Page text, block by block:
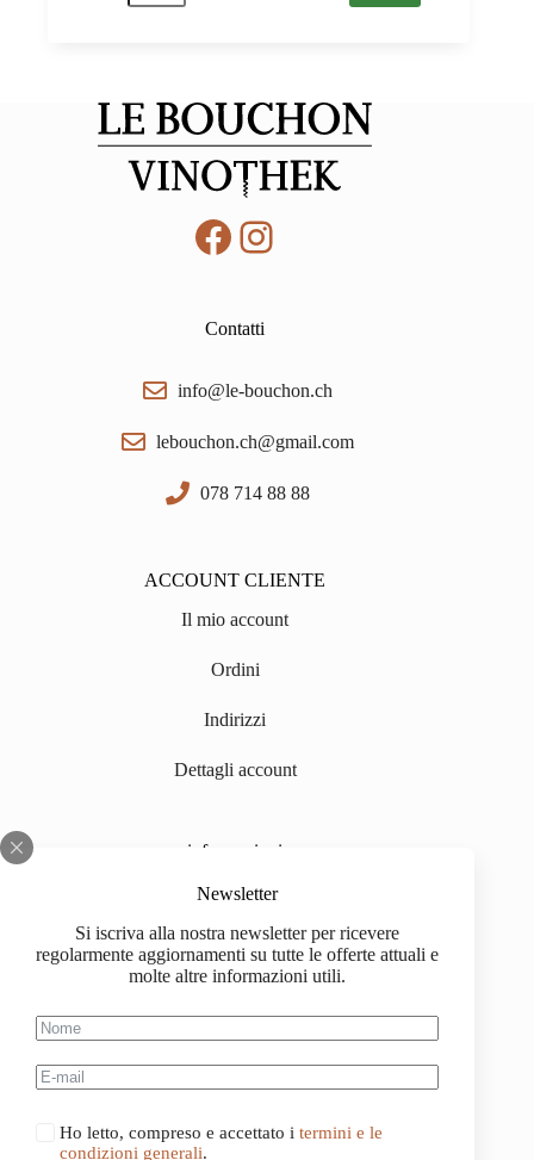
Newsletter
Si iscriva alla nostra newsletter per ricevere
regolarmente aggiornamenti su tutte le offerte attuali e
molte altre informazioni utili.
Ho letto, compreso e accettato i termini e le
condizioni generali.
Nuove
Tenuta
dell'Ornellaia
0,75
quantità
Facebook
Instagram
Contatti
info@le-bouchon.ch
lebouchon.ch@gmail.com
078 714 88 88
ACCOUNT CLIENTE
Il mio account
Ordini
Indirizzi
Dettagli account
informazioni
Chi siamo
Impressum
Informazioni sull'acquisto
Condizioni generali di contratto